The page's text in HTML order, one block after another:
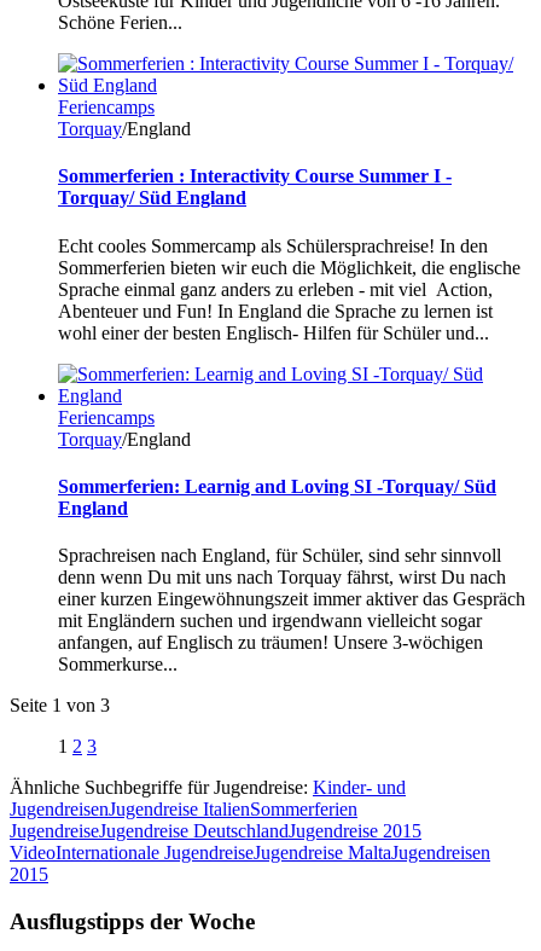
Schöne Ferien...
Feriencamps
Torquay/England
Sommerferien : Interactivity Course Summer I -
Torquay/ Süd England
Echt cooles Sommercamp als Schülersprachreise! In den
Sommerferien bieten wir euch die Möglichkeit, die englische
Sprache einmal ganz anders zu erleben - mit viel Action,
Abenteuer und Fun! In England die Sprache zu lernen ist
wohl einer der besten Englisch- Hilfen für Schüler und...
Feriencamps
Torquay/England
Sommerferien: Learnig and Loving SI -Torquay/ Süd
England
Sprachreisen nach England, für Schüler, sind sehr sinnvoll
denn wenn Du mit uns nach Torquay fährst, wirst Du nach
einer kurzen Eingewöhnungszeit immer aktiver das Gespräch
mit Engländern suchen und irgendwann vielleicht sogar
anfangen, auf Englisch zu träumen! Unsere 3-wöchigen
Sommerkurse...
Seite 1 von 3
1 2 3
Ähnliche Suchbegriffe für Jugendreise: Kinder- und
JugendreisenJugendreise ItalienSommerferien
JugendreiseJugendreise DeutschlandJugendreise 2015
VideoInternationale JugendreiseJugendreise MaltaJugendreisen
2015
Ausflugstipps der Woche